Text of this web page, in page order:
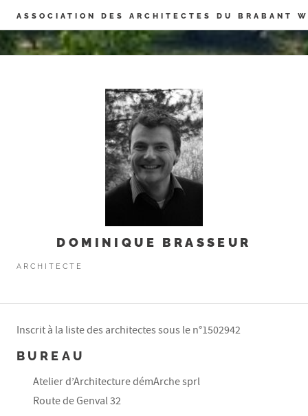
Panneau de gestion des cookies
ASSOCIATION DES ARCHITECTES DU BRABANT
DOMINIQUE BRASSEUR
ARCHITECTE
Inscrit à la liste des architectes sous le n°1502942
BUREAU
Atelier d’Architecture démArche sprl
Route de Genval 32